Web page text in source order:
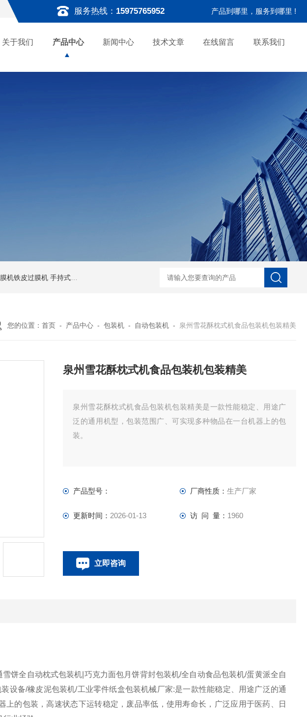
服务热线： 15975765952 产品到哪里，服务到哪里 !
关于我们 产品中心 新闻中心 技术文章 在线留言 联系我们
机铁皮过膜机 手持式激光打标机铁牌便携式打码机 自动协作码垛机纸箱码垛械手 DZ-760全自动
您的位置： 首页 - 产品中心 - 包装机 - 自动包装机 - 泉州雪花酥枕式机食品包装机包装精美
泉州雪花酥枕式机食品包装机包装精美
泉州雪花酥枕式机食品包装机包装精美是一款性能稳定、用途广
泛的通用机型，包装范围广、可实现多种物品在一台机器上的包
装。
产品型号： 厂商性质： 生产厂家
更新时间： 2026-01-13 访 问 量： 1960
立即咨询
全自动枕式包装机|巧克力面包月饼背封包装机/全自动食品包装机/蛋黄派全自
设备/橡皮泥包装机/工业零件纸盒包装机械厂家:是一款性能稳定、用途广泛的通
上的包装，高速状态下运转稳定，废品率低，使用寿命长，广泛应用于医药、日